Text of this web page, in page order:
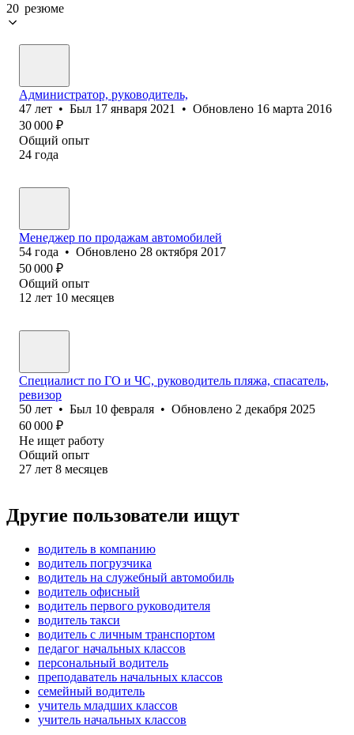
20 резюме
Администратор, руководитель,
47 лет • Был 17 января 2021 • Обновлено 16 марта 2016
30 000 ₽
Общий опыт
24 года
Менеджер по продажам автомобилей
54 года • Обновлено 28 октября 2017
50 000 ₽
Общий опыт
12 лет 10 месяцев
Специалист по ГО и ЧС, руководитель пляжа, спасатель,
ревизор
50 лет • Был 10 февраля • Обновлено 2 декабря 2025
60 000 ₽
Не ищет работу
Общий опыт
27 лет 8 месяцев
Другие пользователи ищут
водитель в компанию
водитель погрузчика
водитель на служебный автомобиль
водитель офисный
водитель первого руководителя
водитель такси
водитель с личным транспортом
педагог начальных классов
персональный водитель
преподаватель начальных классов
семейный водитель
учитель младших классов
учитель начальных классов